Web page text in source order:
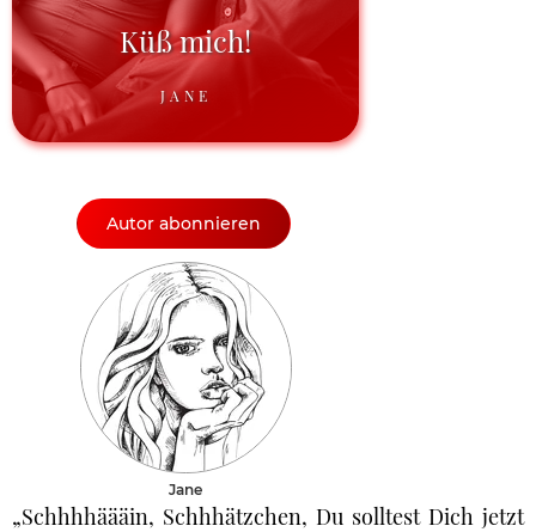
Küß mich!
JANE
Autor abonnieren
Jane
„Schhhhäääin, Schhhätzchen, Du solltest Dich jetzt